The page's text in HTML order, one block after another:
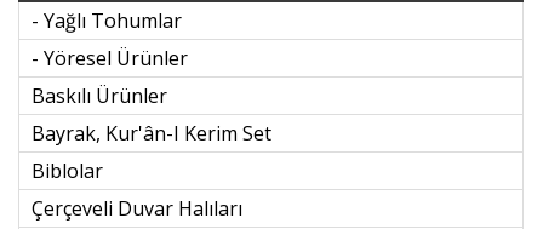
- Yağlı Tohumlar
- Yöresel Ürünler
Baskılı Ürünler
Bayrak, Kur'ân-I Kerim Set
Biblolar
Çerçeveli Duvar Halıları